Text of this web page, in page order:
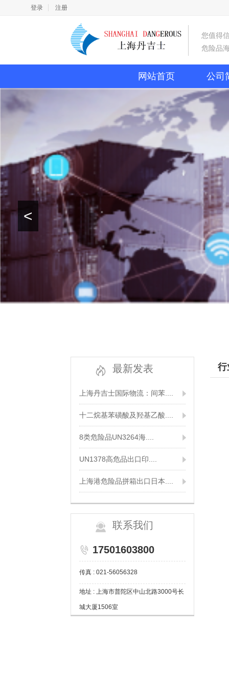
登录 注册
您值得
危险品
网站首页 公司
<
最新发表
上海丹吉士国际物流：间苯....
十二烷基苯磺酸及羟基乙酸....
8类危险品UN3264海....
UN1378高危品出口印....
上海港危险品拼箱出口日本....
联系我们
17501603800
传真 : 021-56056328
地址 : 上海市普陀区中山北路3000号长
城大厦1506室
行